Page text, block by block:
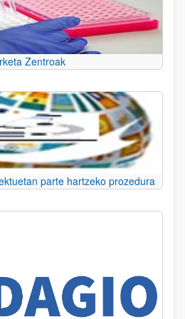
Zentroak
parte hartzeko prozedura